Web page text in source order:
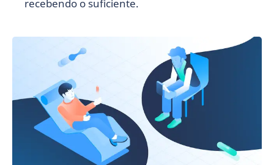
recebendo o suficiente.